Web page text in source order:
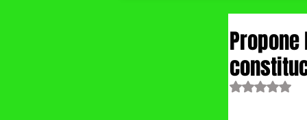
Obtuvo